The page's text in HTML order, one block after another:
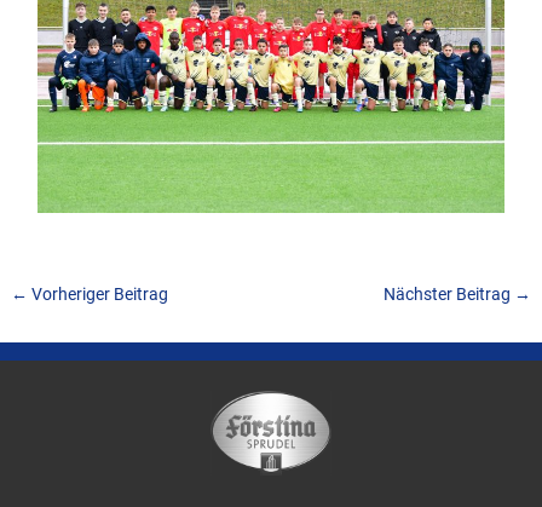
← Vorheriger Beitrag Nächster Beitrag →